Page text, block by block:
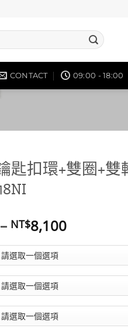
CONTACT 09:00 - 18:00
匙扣環+雙圈+雙
– NT$8,100價
圍：
NT$100
到